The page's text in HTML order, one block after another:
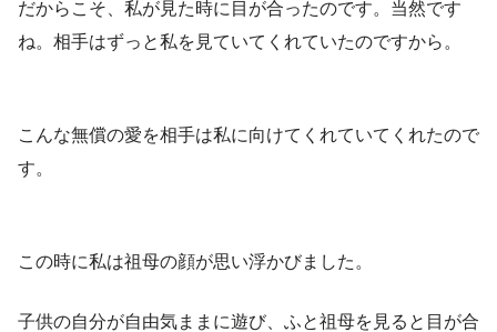
だからこそ、私が見た時に目が合ったのです。当然です
ね。相手はずっと私を見ていてくれていたのですから。
こんな無償の愛を相手は私に向けてくれていてくれたので
す。
この時に私は祖母の顔が思い浮かびました。
子供の自分が自由気ままに遊び、ふと祖母を見ると目が合